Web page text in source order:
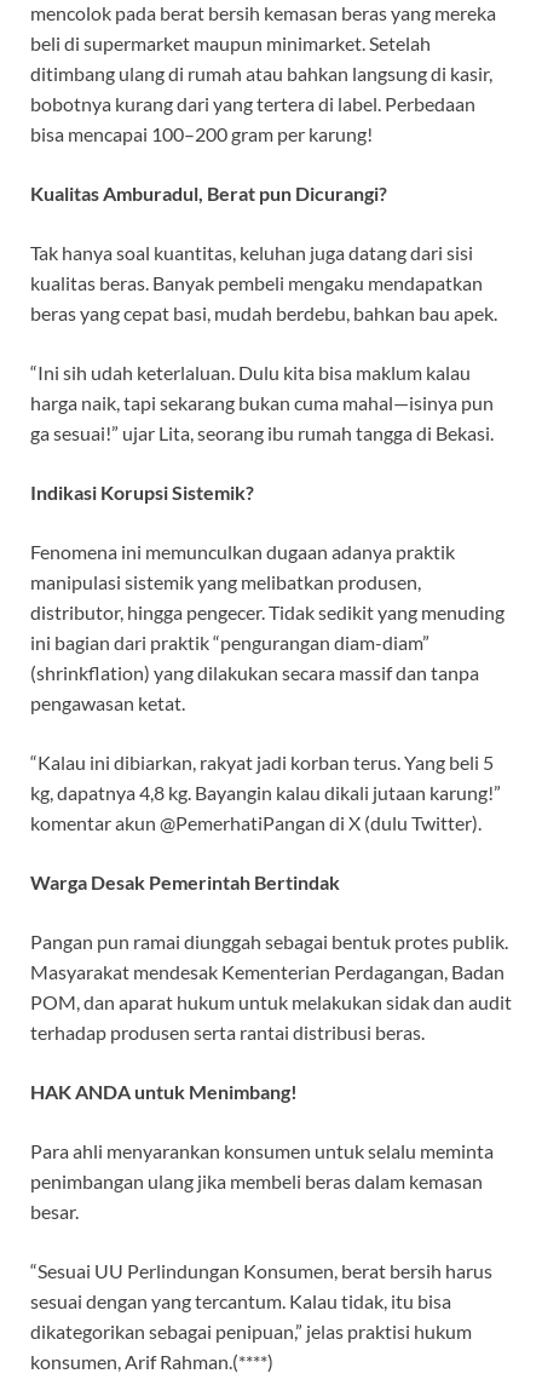
mencolok pada berat bersih kemasan beras yang mereka
beli di supermarket maupun minimarket. Setelah
ditimbang ulang di rumah atau bahkan langsung di kasir,
bobotnya kurang dari yang tertera di label. Perbedaan
bisa mencapai 100–200 gram per karung!
Kualitas Amburadul, Berat pun Dicurangi?
Tak hanya soal kuantitas, keluhan juga datang dari sisi
kualitas beras. Banyak pembeli mengaku mendapatkan
beras yang cepat basi, mudah berdebu, bahkan bau apek.
“Ini sih udah keterlaluan. Dulu kita bisa maklum kalau
harga naik, tapi sekarang bukan cuma mahal—isinya pun
ga sesuai!” ujar Lita, seorang ibu rumah tangga di Bekasi.
Indikasi Korupsi Sistemik?
Fenomena ini memunculkan dugaan adanya praktik
manipulasi sistemik yang melibatkan produsen,
distributor, hingga pengecer. Tidak sedikit yang menuding
ini bagian dari praktik “pengurangan diam-diam”
(shrinkflation) yang dilakukan secara massif dan tanpa
pengawasan ketat.
“Kalau ini dibiarkan, rakyat jadi korban terus. Yang beli 5
kg, dapatnya 4,8 kg. Bayangin kalau dikali jutaan karung!”
komentar akun @PemerhatiPangan di X (dulu Twitter).
Warga Desak Pemerintah Bertindak
Pangan pun ramai diunggah sebagai bentuk protes publik.
Masyarakat mendesak Kementerian Perdagangan, Badan
POM, dan aparat hukum untuk melakukan sidak dan audit
terhadap produsen serta rantai distribusi beras.
HAK ANDA untuk Menimbang!
Para ahli menyarankan konsumen untuk selalu meminta
penimbangan ulang jika membeli beras dalam kemasan
besar.
“Sesuai UU Perlindungan Konsumen, berat bersih harus
sesuai dengan yang tercantum. Kalau tidak, itu bisa
dikategorikan sebagai penipuan,” jelas praktisi hukum
konsumen, Arif Rahman.(****)